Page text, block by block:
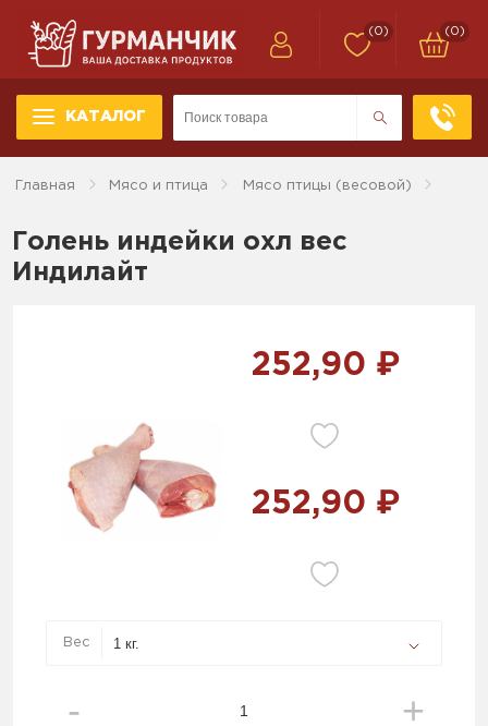
КАТАЛОГ
(0) (0)
Главная Мясо и птица Мясо птицы (весовой)
Голень индейки охл вес
Индилайт
252,90 ₽
252,90 ₽
Вес